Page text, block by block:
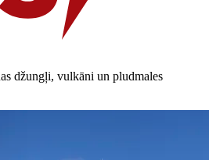
džungļi, vulkāni un pludmales